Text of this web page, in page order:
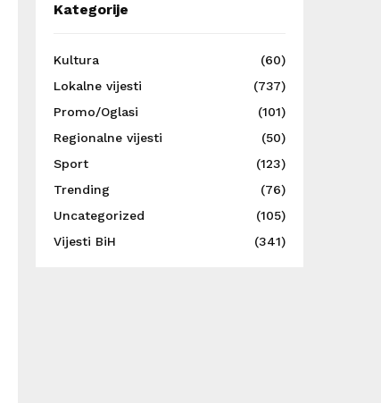
Kategorije
Kultura
(60)
Lokalne vijesti
(737)
Promo/Oglasi
(101)
Regionalne vijesti
(50)
Sport
(123)
Trending
(76)
Uncategorized
(105)
Vijesti BiH
(341)